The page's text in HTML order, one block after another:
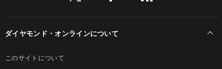
ダイヤモンド・オンラインについて
このサイトについて